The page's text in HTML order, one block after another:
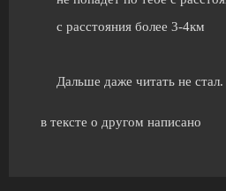
с расстояния более 3-4км
Дальше даже читать не стал.
в тексте о другом написано